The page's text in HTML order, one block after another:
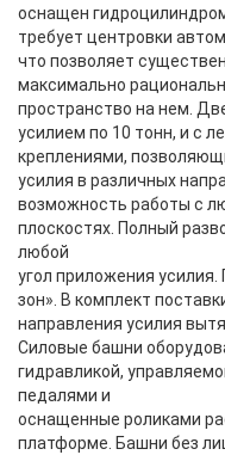
оснащен
требует центровки
что позволяет
максимально
пространство на нем.
усилием по 10 тонн, и с
креплениями,
усилия в различных
возможность работы с
плоскостях. Полный
любой
угол приложения
зон». В комплект
направления усилия
Силовые башни
гидравликой,
педалями и
оснащенные роликами
платформе. Башни без